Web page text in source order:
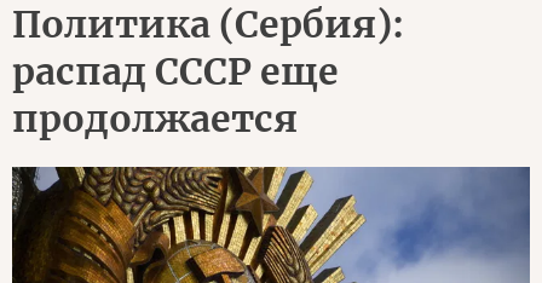
Политика (Сербия):
распад СССР еще
продолжается